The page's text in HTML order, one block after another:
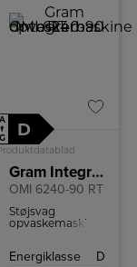
A
↑
G
D
Gram Integrerbar opvaskemaskine
OMI 6240-90 RT
Støjsvag
opvaskemaskine
bestikbakke,
Energiklasse
D